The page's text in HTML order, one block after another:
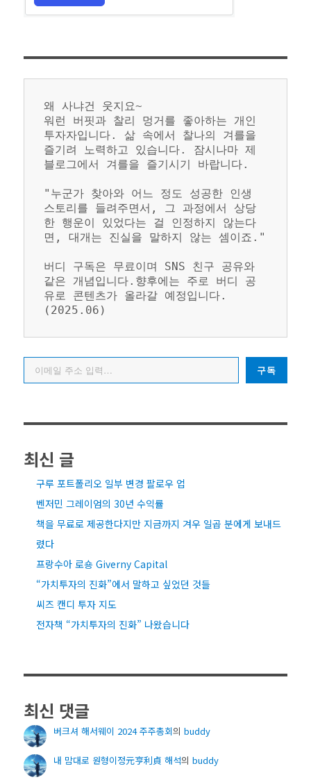
왜 사냐건 웃지요~
워런 버핏과 찰리 멍거를 좋아하는 개인
투자자입니다. 삶 속에서 찰나의 겨를을
즐기려 노력하고 있습니다. 잠시나마 제
블로그에서 겨를을 즐기시기 바랍니다.
"누군가 찾아와 어느 정도 성공한 인생
스토리를 들려주면서, 그 과정에서 상당
한 행운이 있었다는 걸 인정하지 않는다
면, 대개는 진실을 말하지 않는 셈이죠."
버디 구독은 무료이며 SNS 친구 공유와
같은 개념입니다.향후에는 주로 버디 공
유로 콘텐츠가 올라갈 예정입니다.
(2025.06)
이메일 주소 입력…
구독
최신 글
구루 포트폴리오 일부 변경 팔로우 업
벤저민 그레이엄의 30년 수익률
책을 무료로 제공한다지만 지금까지 겨우 일곱 분에게 보내드
렸다
프랑수아 로숑 Giverny Capital
“가치투자의 진화”에서 말하고 싶었던 것들
씨즈 캔디 투자 지도
전자책 “가치투자의 진화” 나왔습니다
최신 댓글
버크셔 해서웨이 2024 주주총회의 buddy
내 맘대로 원형이정元亨利貞 해석의 buddy